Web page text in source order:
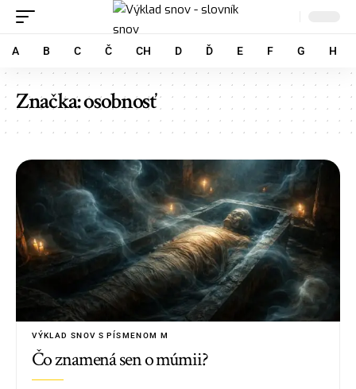
A B C Č CH D Ď E F G H
Značka:osobnosť
VÝKLAD SNOV S PÍSMENOM M
Čo znamená sen o múmii?